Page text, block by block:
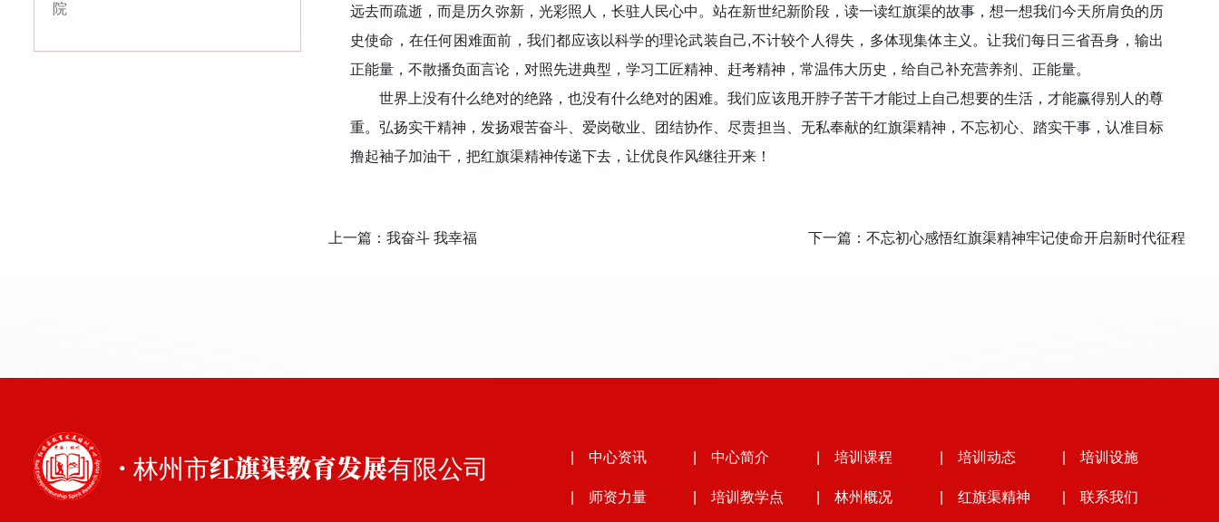
院
远去而疏逝，而是历久弥新，光彩照人，长驻人民心中。站在新世纪新阶段，读一读红旗渠的故事，想一想我们今天所肩负的历
史使命，在任何困难面前，我们都应该以科学的理论武装自己,不计较个人得失，多体现集体主义。让我们每日三省吾身，输出
正能量，不散播负面言论，对照先进典型，学习工匠精神、赶考精神，常温伟大历史，给自己补充营养剂、正能量。
世界上没有什么绝对的绝路，也没有什么绝对的困难。我们应该甩开脖子苦干才能过上自己想要的生活，才能赢得别人的尊
重。弘扬实干精神，发扬艰苦奋斗、爱岗敬业、团结协作、尽责担当、无私奉献的红旗渠精神，不忘初心、踏实干事，认准目标
撸起袖子加油干，把红旗渠精神传递下去，让优良作风继往开来！
上一篇： 我奋斗 我幸福 下一篇： 不忘初心感悟红旗渠精神牢记使命开启新时代征程
· 林州市红旗渠教育发展有限公司 | 中心资讯 | 中心简介 | 培训课程 | 培训动态 | 培训设施
| 师资力量 | 培训教学点 | 林州概况 | 红旗渠精神 | 联系我们